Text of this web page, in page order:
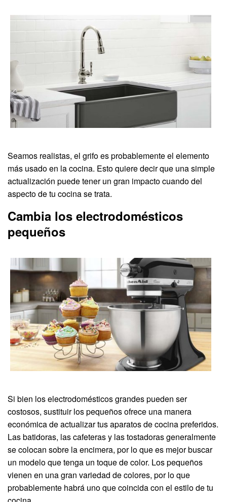
Seamos realistas, el grifo es probablemente el elemento
más usado en la cocina. Esto quiere decir que una simple
actualización puede tener un gran impacto cuando del
aspecto de tu cocina se trata.
Cambia los electrodomésticos
pequeños
Si bien los electrodomésticos grandes pueden ser
costosos, sustituir los pequeños ofrece una manera
económica de actualizar tus aparatos de cocina preferidos.
Las batidoras, las cafeteras y las tostadoras generalmente
se colocan sobre la encimera, por lo que es mejor buscar
un modelo que tenga un toque de color. Los pequeños
vienen en una gran variedad de colores, por lo que
probablemente habrá uno que coincida con el estilo de tu